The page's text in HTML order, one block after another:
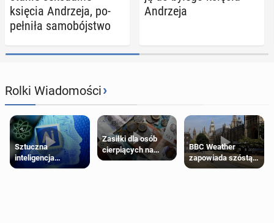
księcia An­drze­ja, po­
peł­ni­ła sa­mo­bój­stwo
An­drze­ja
Rolki Wiadomości›
Sztuczna
inteligencja
próbowała oszukać
Zasiłki dla osób
cierpiących na
schorzenia
BBC Weather
zapowiada szóstą
falę upałów w